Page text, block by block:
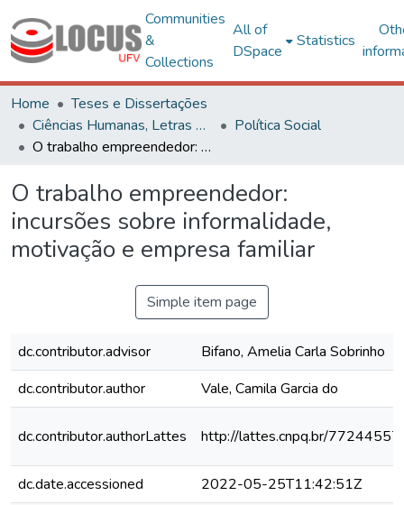
Communities
&
Collections
All of
DSpace
Statistics
Home
Teses e Dissertações
Ciências Humanas, Letras e Artes
Política Social
O trabalho empreendedor: incursões sobre informalidade, motivação e empresa familiar
O trabalho empreendedor:
incursões sobre informalidade,
motivação e empresa familiar
Simple item page
dc.contributor.advisor
Bifano, Amelia Carla Sobrinho
dc.contributor.author
Vale, Camila Garcia do
dc.contributor.authorLattes http://lattes.cnpq.br/
dc.date.accessioned
2022-05-25T11:42:51Z